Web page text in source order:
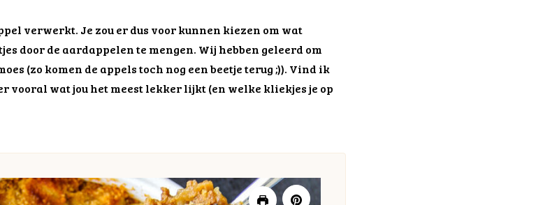
verwerkt. Je zou er dus voor kunnen kiezen om wat
door de aardappelen te mengen. Wij hebben geleerd om
(zo komen de appels toch nog een beetje terug ;)). Vind ik
vooral wat jou het meest lekker lijkt (en welke kliekjes je op